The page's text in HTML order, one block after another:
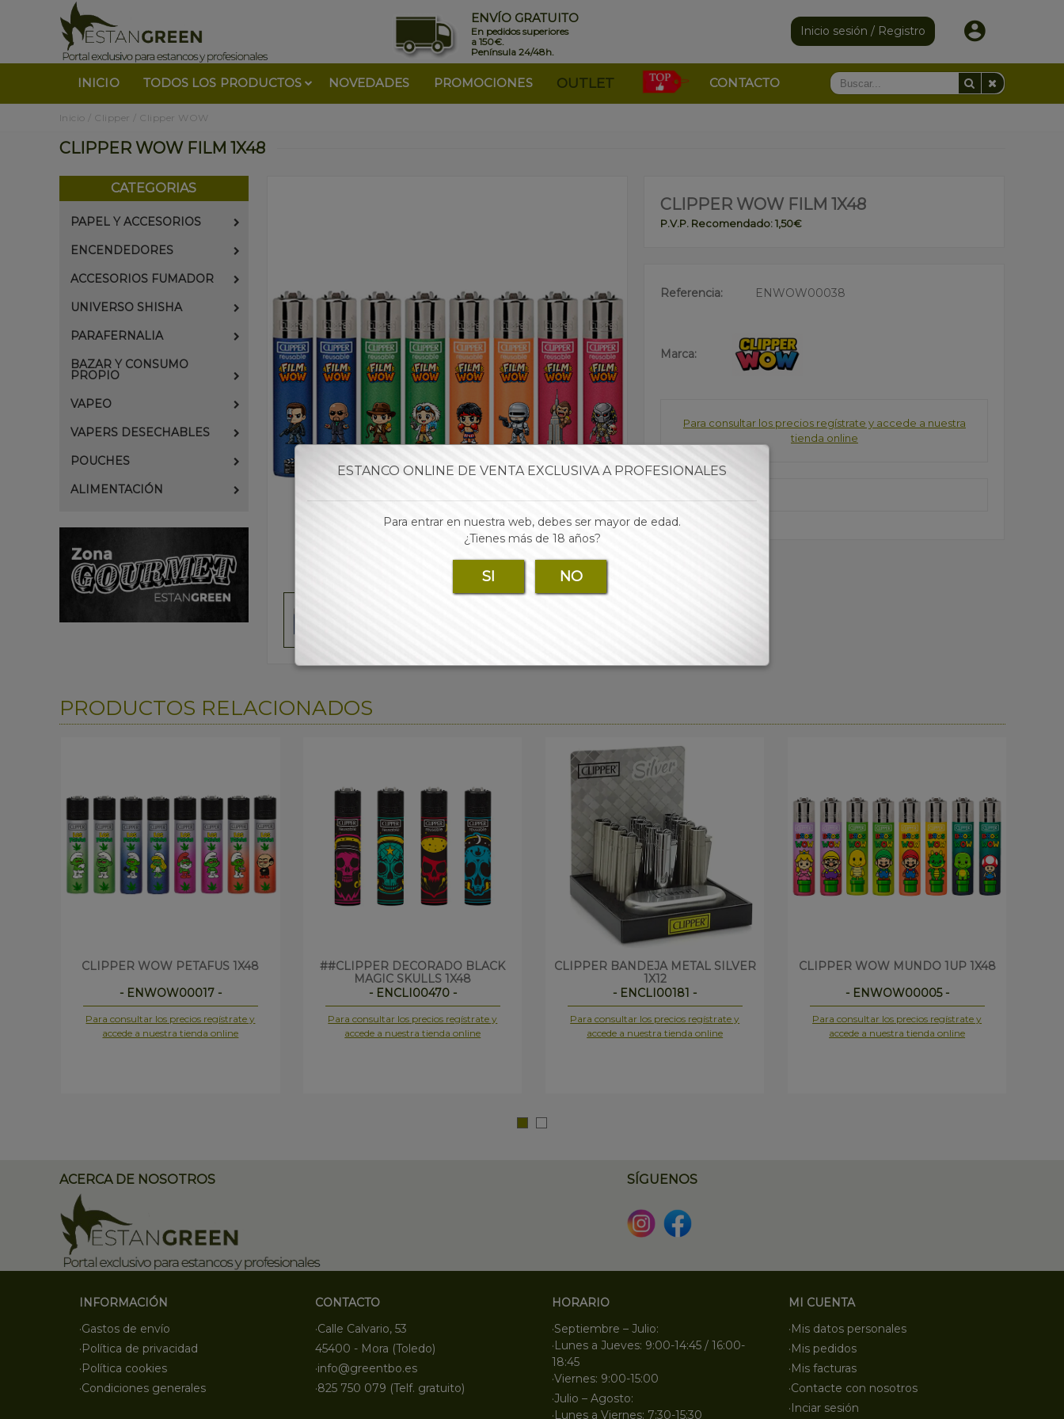
ENVÍO GRATUITO
En pedidos superiores
a 150€.
Península 24/48h.
Inicio sesión / Registro
INICIO TODOS LOS PRODUCTOS NOVEDADES PROMOCIONES OUTLET CONTACTO
Inicio Clipper Clipper WOW
CLIPPER WOW FILM 1X48
CATEGORIAS
PAPEL Y ACCESORIOS
ENCENDEDORES
ACCESORIOS FUMADOR
UNIVERSO SHISHA
PARAFERNALIA
BAZAR Y CONSUMO
PROPIO
VAPEO
VAPERS DESECHABLES
POUCHES
ALIMENTACIÓN
CLIPPER WOW FILM 1X48
P.V.P. Recomendado: 1,50€
Referencia: ENWOW00038
Marca:
Para consultar los precios regístrate y accede a nuestra
tienda online
PRODUCTOS RELACIONADOS
CLIPPER WOW PETAFUS 1X48
- ENWOW00017 -
Para consultar los precios regístrate y
accede a nuestra tienda online
##CLIPPER DECORADO BLACK
MAGIC SKULLS 1X48
- ENCLI00470 -
Para consultar los precios regístrate y
accede a nuestra tienda online
CLIPPER BANDEJA METAL SILVER
1X12
- ENCLI00181 -
Para consultar los precios regístrate y
accede a nuestra tienda online
CLIPPER WOW MUNDO 1UP 1X48
- ENWOW00005 -
Para consultar los precios regístrate y
accede a nuestra tienda online
ACERCA DE NOSOTROS SÍGUENOS
INFORMACIÓN
·Gastos de envío
·Política de privacidad
·Política cookies
·Condiciones generales
CONTACTO
·Calle Calvario, 53
45400 - Mora (Toledo)
·info@greentbo.es
·825 750 079 (Telf. gratuito)
HORARIO
·Septiembre – Julio:
·Lunes a Jueves: 9:00-14:45 / 16:00-
18:45
·Viernes: 9:00-15:00
·Julio – Agosto:
·Lunes a Viernes: 7:30-15:30
MI CUENTA
·Mis datos personales
·Mis pedidos
·Mis facturas
·Contacte con nosotros
·Inciar sesión
ESTANCO ONLINE DE VENTA EXCLUSIVA A PROFESIONALES
Para entrar en nuestra web, debes ser mayor de edad.
¿Tienes más de 18 años?
SI NO